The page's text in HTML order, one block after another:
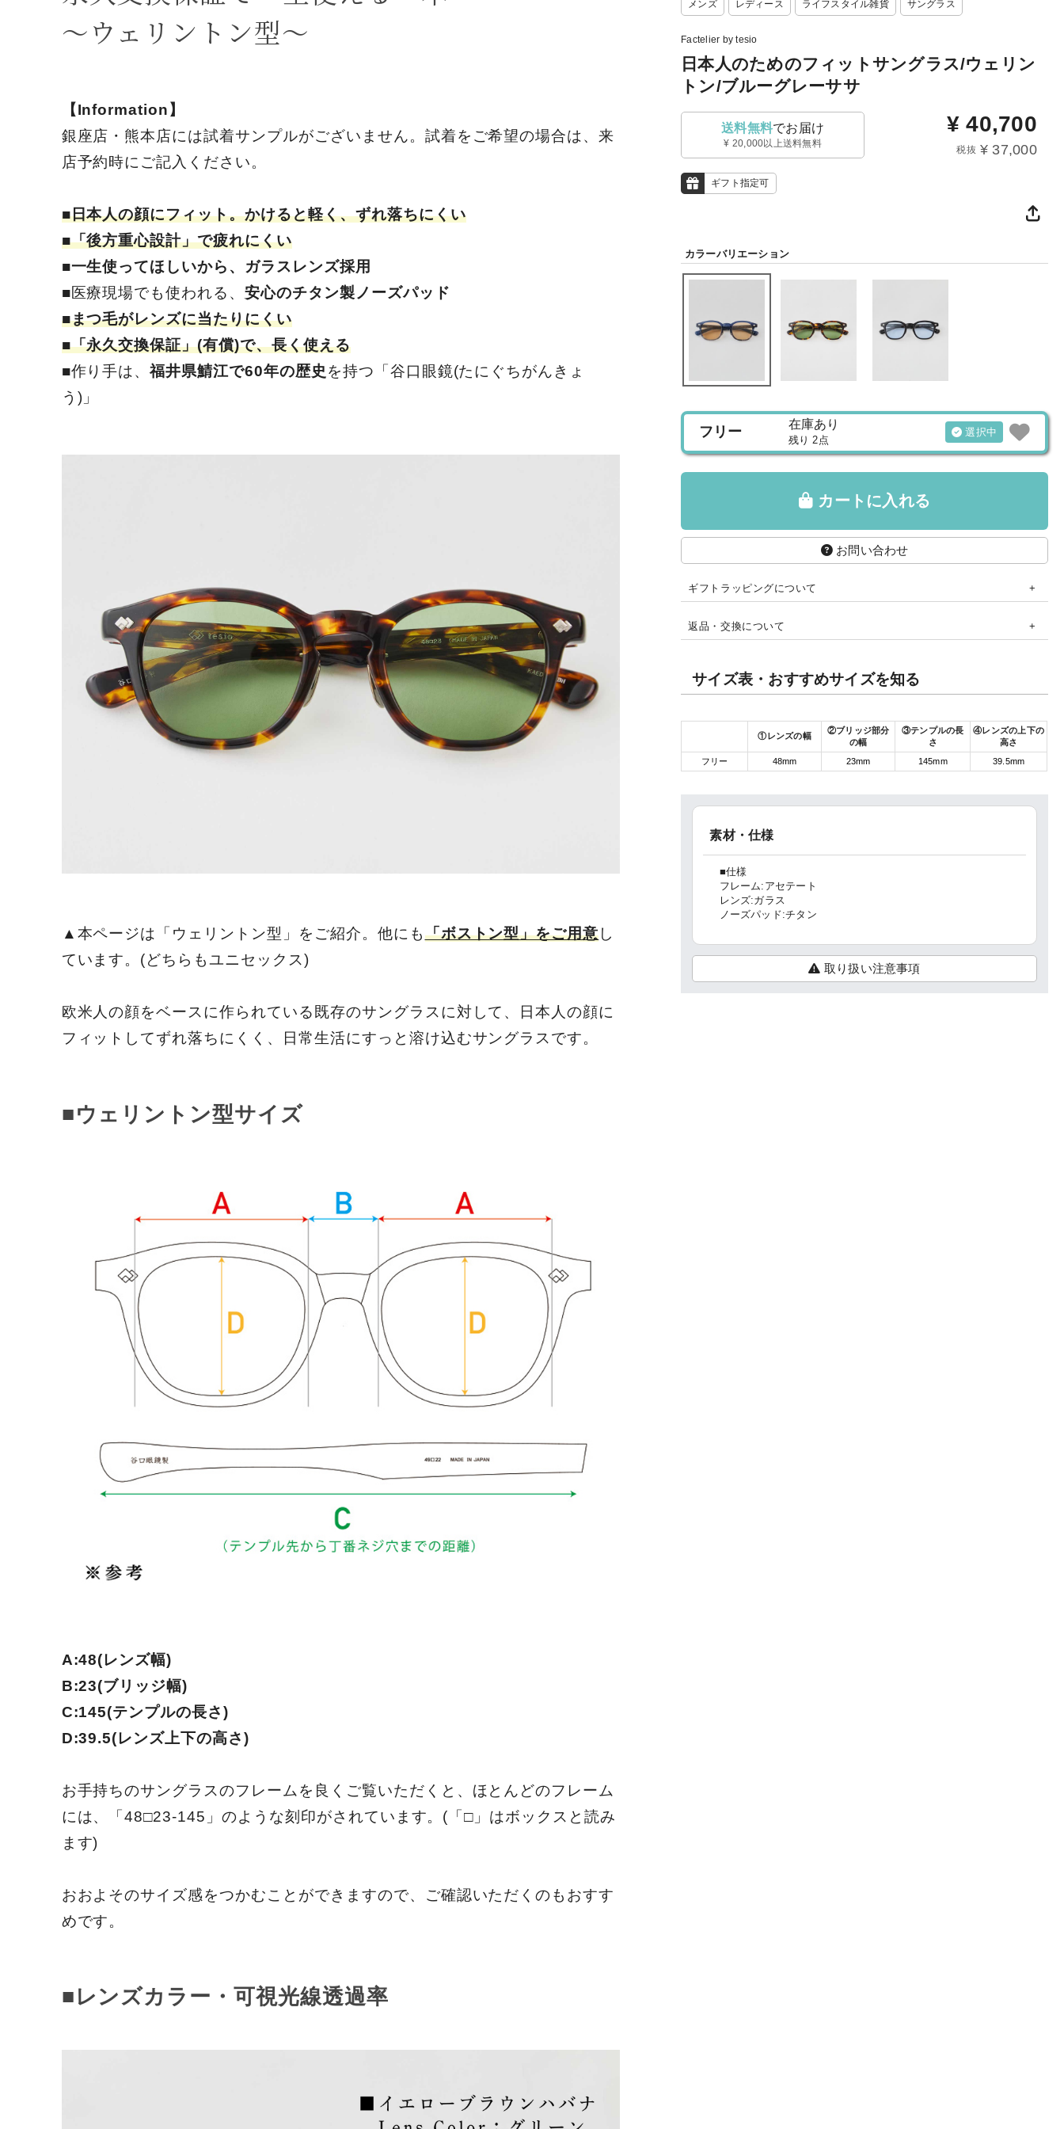
メンズ レディース ライフスタイル雑貨 サングラス
Factelier by tesio
日本人のためのフィットサングラス/ウェリン
トン/ブルーグレーササ
送料無料でお届け
¥ 20,000以上送料無料
¥ 40,700
税抜 ¥ 37,000
ギフト指定可
カラーバリエーション
フリー 在庫あり
残り 2点
選択中
カートに入れる
お問い合わせ
ギフトラッピングについて
返品・交換について
サイズ表・おすすめサイズを知る
①レンズの幅
②ブリッジ部分
の幅
③テンプルの長
さ
④レンズの上下の
高さ
フリー
48mm 23mm 145mm 39.5mm
素材・仕様
■仕様
フレーム:アセテート
レンズ:ガラス
ノーズパッド:チタン
取り扱い注意事項
～ウェリントン型～
【Information】
銀座店・熊本店には試着サンプルがございません。試着をご希望の場合は、来
店予約時にご記入ください。
■日本人の顔にフィット。かけると軽く、ずれ落ちにくい
■「後方重心設計」で疲れにくい
■一生使ってほしいから、ガラスレンズ採用
■医療現場でも使われる、安心のチタン製ノーズパッド
■まつ毛がレンズに当たりにくい
■「永久交換保証」(有償)で、長く使える
■作り手は、福井県鯖江で60年の歴史 を持つ「谷口眼鏡(たにぐちがんきょ
う)」
▲本ページは「ウェリントン型」をご紹介。他にも「ボストン型」をご用意し
ています。(どちらもユニセックス)
欧米人の顔をベースに作られている既存のサングラスに対して、日本人の顔に
フィットしてずれ落ちにくく、日常生活にすっと溶け込むサングラスです。
■ウェリントン型サイズ
A:48(レンズ幅)
B:23(ブリッジ幅)
C:145(テンプルの長さ)
D:39.5(レンズ上下の高さ)
お手持ちのサングラスのフレームを良くご覧いただくと、ほとんどのフレーム
には、「48□23-145」のような刻印がされています。(「□」はボックスと読み
ます)
おおよそのサイズ感をつかむことができますので、ご確認いただくのもおすす
めです。
■レンズカラー・可視光線透過率